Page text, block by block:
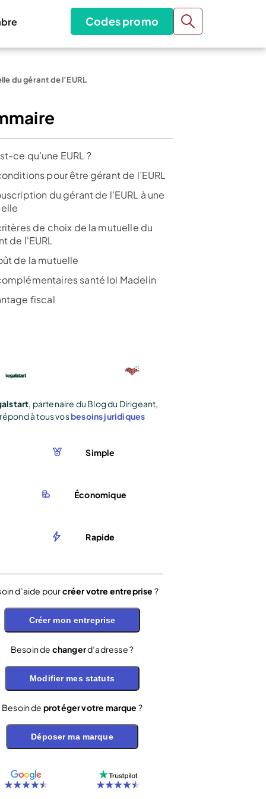
Codes promo
du gérant de l’EURL
ce qu’une EURL ?
pour être gérant de l’EURL
du gérant de l'EURL à une
de choix de la mutuelle du
de l'EURL
de la mutuelle
santé loi Madelin
fiscal
, partenaire du Blog du Dirigeant,
répond à tous vosbesoins juridiques
Simple
Économique
Rapide
d’aide pourcréer votre entreprise ?
Créer mon entreprise
Besoin de changerd’adresse ?
Modifier mes statuts
Besoin de protéger votre marque ?
Déposer ma marque